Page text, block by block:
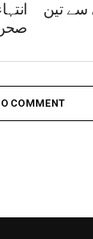
صحن
سے تین
COMMENT